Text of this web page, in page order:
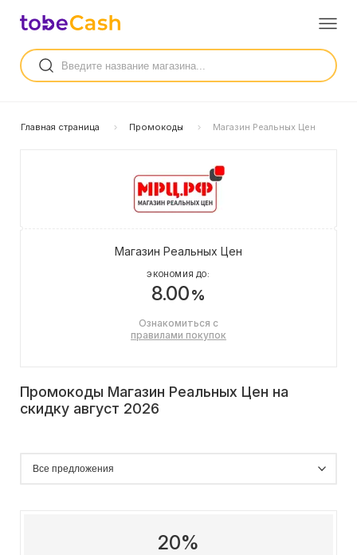
Главная страница Промокоды Магазин Реальных Цен
Магазин Реальных Цен
ЭКОНОМИЯ ДО:
8.00%
Ознакомиться с
правилами покупок
Промокоды Магазин Реальных Цен на
скидку август 2026
20%